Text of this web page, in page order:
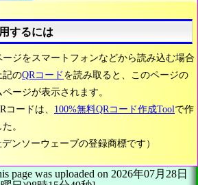
するには
ージをスマートフォンなどから読み込む場合
記のQRコード を読み取ると、このページの
ージが表示されます。
コードは、 100%無料QRコード作成Toolで作
。
ンソーウェーブの登録商標です）
page was uploaded on 2026年07月28日